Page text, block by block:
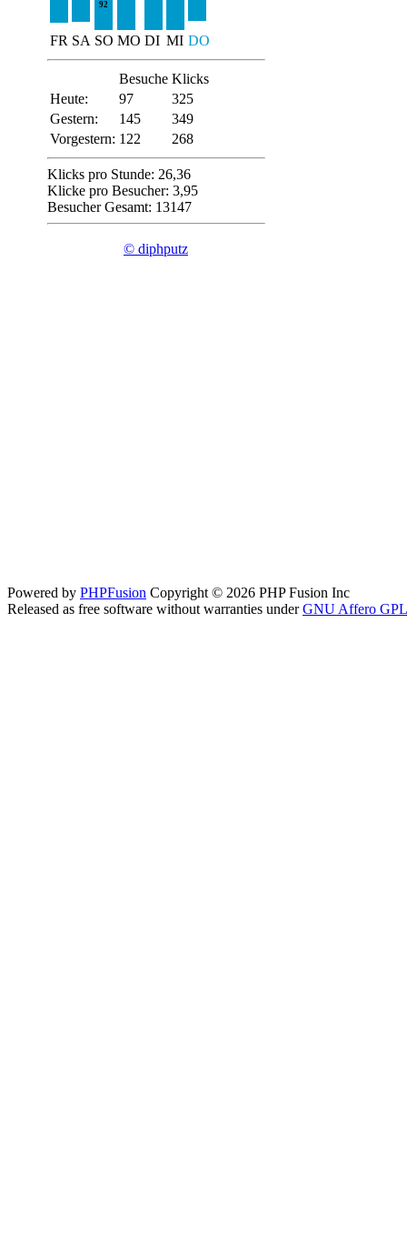
92
FR SA SO MO DI MI DO
Besuche Klicks
Heute:
97
325
Gestern:
145
349
Vorgestern: 122 268
Klicks pro Stunde: 26,36
Klicke pro Besucher: 3,95
Besucher Gesamt: 13147
© diphputz
Powered by PHPFusion Copyright © 2026 PHP Fusion Inc
Released as free software without warranties underGNU Affero GPL